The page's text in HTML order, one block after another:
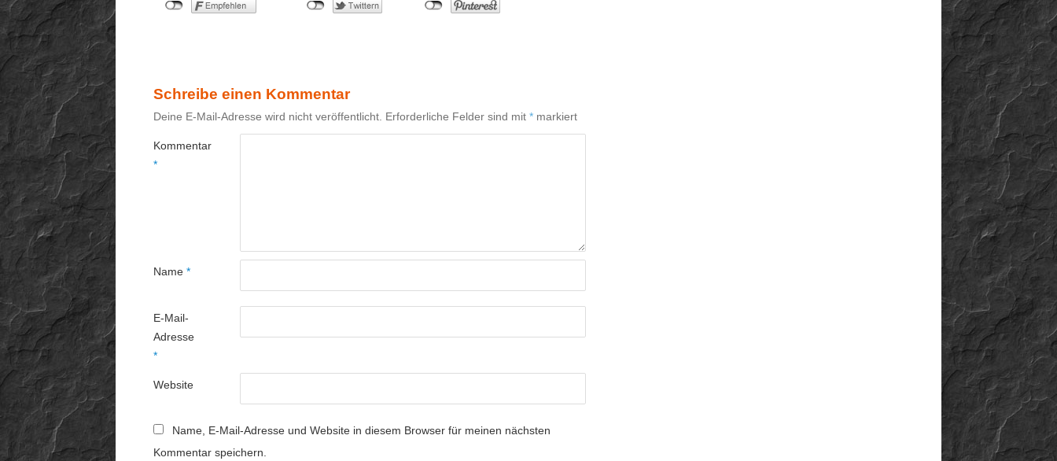
Schreibe einen Kommentar
Deine E-Mail-Adresse wird nicht veröffentlicht. Erforderliche Felder sind mit * markiert
Kommentar
*
Name *
E-Mail-
Adresse
*
Website
Name, E-Mail-Adresse und Website in diesem Browser für meinen nächsten
Kommentar speichern.